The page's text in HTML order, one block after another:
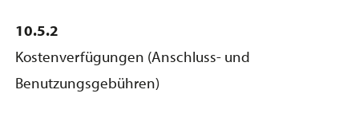
10.5.2
Kostenverfügungen (Anschluss- und
Benutzungsgebühren)